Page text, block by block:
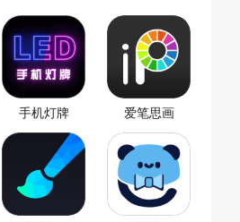
手机灯牌 爱笔思画